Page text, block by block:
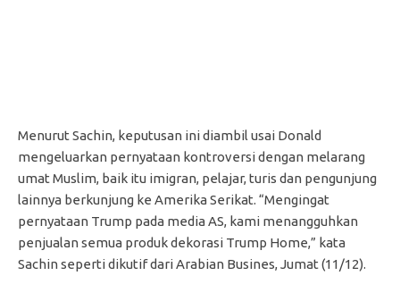
Menurut Sachin, keputusan ini diambil usai Donald
mengeluarkan pernyataan kontroversi dengan melarang
umat Muslim, baik itu imigran, pelajar, turis dan pengunjung
lainnya berkunjung ke Amerika Serikat. “Mengingat
pernyataan Trump pada media AS, kami menangguhkan
penjualan semua produk dekorasi Trump Home,” kata
Sachin seperti dikutif dari Arabian Busines, Jumat (11/12).